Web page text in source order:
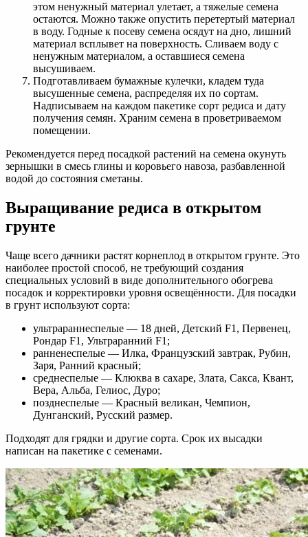
этом ненужный материал улетает, а тяжелые семена
остаются. Можно также опустить перетертый материал
в воду. Годные к посеву семена осядут на дно, лишний
материал всплывет на поверхность. Сливаем воду с
ненужным материалом, а оставшиеся семена
высушиваем.
Подготавливаем бумажные кулечки, кладем туда
высушенные семена, распределяя их по сортам.
Надписываем на каждом пакетике сорт редиса и дату
получения семян. Храним семена в проветриваемом
помещении.
Рекомендуется перед посадкой растений на семена окунуть
зернышки в смесь глины и коровьего навоза, разбавленной
водой до состояния сметаны.
Выращивание редиса в открытом
грунте
Чаще всего дачники растят корнеплод в открытом грунте. Это
наиболее простой способ, не требующий создания
специальных условий в виде дополнительного обогрева
посадок и корректировки уровня освещённости. Для посадки
в грунт используют сорта:
ультрараннеспелые — 18 дней, Детский F1, Первенец,
Рондар F1, Ультраранний F1;
ранненеспелые — Илка, Французский завтрак, Рубин,
Заря, Ранний красный;
среднеспелые — Клюква в сахаре, Злата, Сакса, Квант,
Вера, Альба, Гелиос, Дуро;
позднеспелые — Красный великан, Чемпион,
Дунганский, Русский размер.
Подходят для грядки и другие сорта. Срок их высадки
написан на пакетике с семенами.